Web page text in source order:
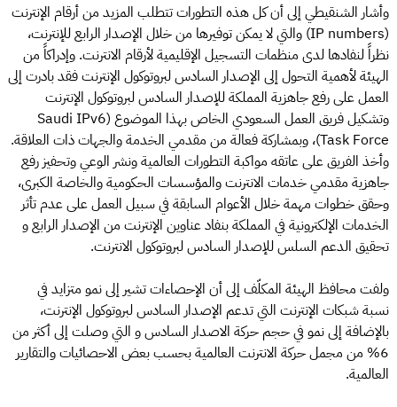
وأشار الشنقيطي إلى أن كل هذه التطورات تتطلب المزيد من أرقام الإنترنت
(IP numbers) والتي لا يمكن توفيرها من خلال الإصدار الرابع للإنترنت،
نظراً لنفادها لدى منظمات التسجيل الإقليمية لأرقام الانترنت. وإدراكاً من
الهيئة لأهمية التحول إلى الإصدار السادس لبروتوكول الإنترنت فقد بادرت إلى
العمل على رفع جاهزية المملكة للإصدار السادس لبروتوكول الإنترنت
وتشكيل فريق العمل السعودي الخاص بهذا الموضوع (Saudi IPv6
Task Force)، وبمشاركة فعالة من مقدمي الخدمة والجهات ذات العلاقة.
وأخذ الفريق على عاتقه مواكبة التطورات العالمية ونشر الوعي وتحفيز رفع
جاهزية مقدمي خدمات الانترنت والمؤسسات الحكومية والخاصة الكبرى،
وحقق خطوات مهمة خلال الأعوام السابقة في سبيل العمل على عدم تأثر
الخدمات الإلكترونية في المملكة بنفاد عناوين الإنترنت من الإصدار الرابع و
تحقيق الدعم السلس للإصدار السادس لبروتوكول الانترنت.
ولفت محافظ الهيئة المكلّف إلى أن الإحصاءات تشير إلى نمو متزايد في
نسبة شبكات الإنترنت التي تدعم الإصدار السادس لبروتوكول الإنترنت،
بالإضافة إلى نمو في حجم حركة الاصدار السادس و التي وصلت إلى أكثر من
6% من مجمل حركة الانترنت العالمية بحسب بعض الاحصائيات والتقارير
العالمية.